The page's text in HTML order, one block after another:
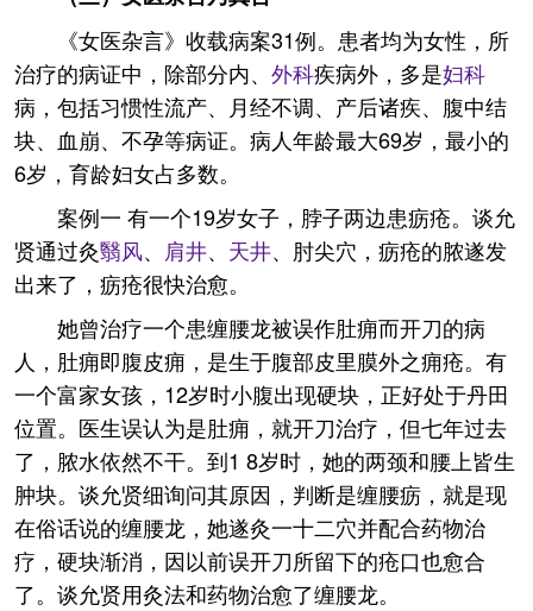
《女医杂言》收载病案31例。患者均为女性，所
治疗的病证中，除部分内、 外科疾病外，多是妇科
病，包括习惯性流产、月经不调、产后诸疾、腹中结
块、血崩、不孕等病证。病人年龄最大69岁，最小的
6岁，育龄妇女占多数。
案例一 有一个19岁女子，脖子两边患疬疮。谈允
贤通过灸翳风、 肩井、 天井、肘尖穴，疬疮的脓遂发
出来了，疬疮很快治愈。
她曾治疗一个患缠腰龙被误作肚痈而开刀的病
人，肚痈即腹皮痈，是生于腹部皮里膜外之痈疮。有
一个富家女孩，12岁时小腹出现硬块，正好处于丹田
位置。医生误认为是肚痈，就开刀治疗，但七年过去
了，脓水依然不干。到1 8岁时，她的两颈和腰上皆生
肿块。谈允贤细询问其原因，判断是缠腰疬，就是现
在俗话说的缠腰龙，她遂灸一十二穴并配合药物治
疗，硬块渐消，因以前误开刀所留下的疮口也愈合
了。谈允贤用灸法和药物治愈了缠腰龙。